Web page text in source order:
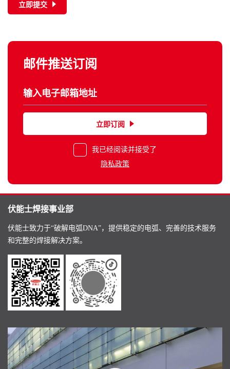
立即提交
邮件推送订阅
立即订阅
我已经阅读并接受了
隐私政策
伏能士焊接事业部
伏能士致力于“破解电弧DNA”，提供稳定的电弧、完善的技术服务
和完整的焊接解决方案。